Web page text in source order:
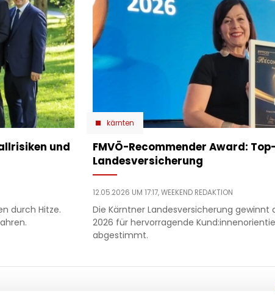
und
durch Hitze.
kärnten
​FMVÖ-Recommender Award:
Landesversicherung
12.05.2026 UM 17:17,WEEKEND REDAKTION
Die Kärntner Landesversicherung gewinnt
2026 für hervorragende
abgestimmt.